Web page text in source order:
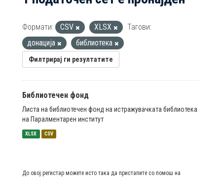
Формати: CSV XLSX
Тагови:
донација
библиотека
Филтрирај ги резултатите
Библиотечен фонд
Листа на библиотечен фонд на истражувачката библиотека
на Паралментарен институт
XLSX CSV
До овој регистар можете исто така да пристапите со помош на